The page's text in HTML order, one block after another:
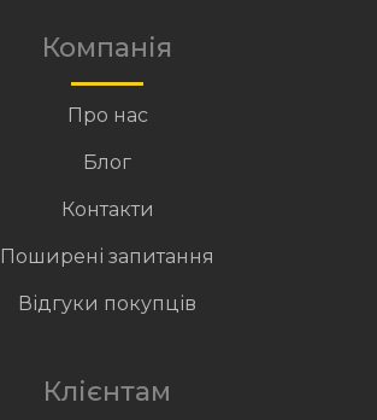
Компанія
Про нас
Блог
Контакти
Поширені запитання
Відгуки покупців
Клієнтам